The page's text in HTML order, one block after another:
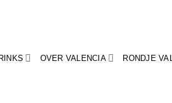
OVER VALENCIA RONDJE